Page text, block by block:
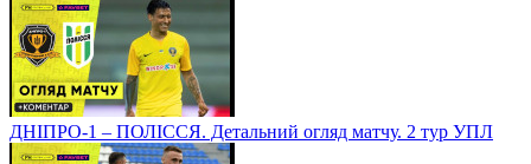
ДНІПРО-1 – ПОЛІССЯ. Детальний огляд матчу. 2 тур УПЛ